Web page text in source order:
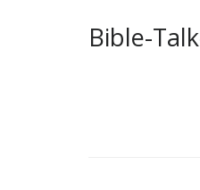
Bible-